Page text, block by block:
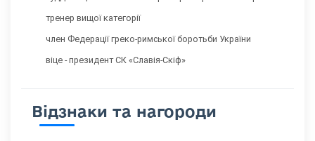
тренер вищої категорії
член Федерації греко-римської боротьби України
віце - президент СК «Славія-Скіф»
Відзнаки та нагороди